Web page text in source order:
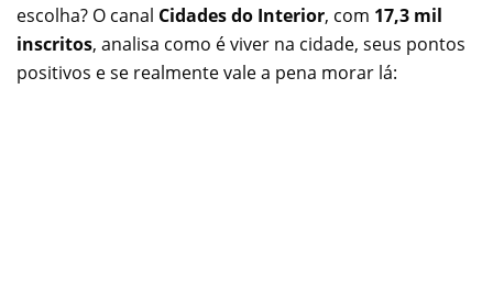
escolha? O canal Cidades do Interior, com 17,3 mil
inscritos, analisa como é viver na cidade, seus pontos
positivos e se realmente vale a pena morar lá: